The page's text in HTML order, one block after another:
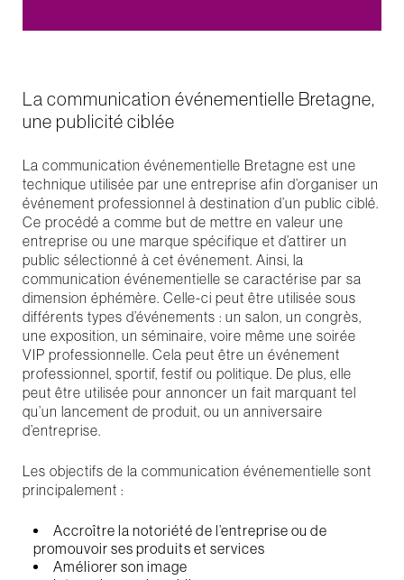
La communication événementielle Bretagne,
une publicité ciblée
La communication événementielle Bretagne est une
technique utilisée par une entreprise afin d’organiser un
événement professionnel à destination d’un public ciblé.
Ce procédé a comme but de mettre en valeur une
entreprise ou une marque spécifique et d’attirer un
public sélectionné à cet événement. Ainsi, la
communication événementielle se caractérise par sa
dimension éphémère. Celle-ci peut être utilisée sous
différents types d’événements : un salon, un congrès,
une exposition, un séminaire, voire même une soirée
VIP professionnelle. Cela peut être un événement
professionnel, sportif, festif ou politique. De plus, elle
peut être utilisée pour annoncer un fait marquant tel
qu’un lancement de produit, ou un anniversaire
d’entreprise.
Les objectifs de la communication événementielle sont
principalement :
Accroître la notoriété de l’entreprise ou de
promouvoir ses produits et services
Améliorer son image